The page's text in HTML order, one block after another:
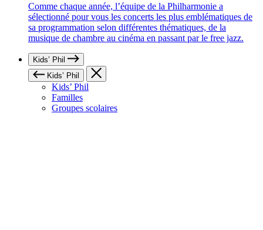
Comme chaque année, l’équipe de la Philharmonie a
sélectionné pour vous les concerts les plus emblématiques de
sa programmation selon différentes thématiques, de la
musique de chambre au cinéma en passant par le free jazz.
Kids’ Phil
Kids’ Phil
Kids’ Phil
Familles
Groupes scolaires